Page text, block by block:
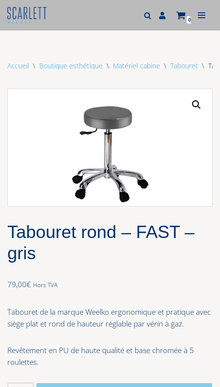
Aller
0
Accueil \ Boutique esthétique \ Matériel cabine \ Tabouret \
Tabouret rond – FAST –
gris
79,00€ Hors TVA
Tabouret de la marque Weelko ergonomique et pratique avec
siège plat et rond de hauteur réglable par vérin à gaz.
Revêtement en PU de haute qualité et base chromée à 5
roulettes.